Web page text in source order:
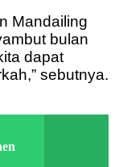
Mandailing
bulan
dapat
sebutnya.